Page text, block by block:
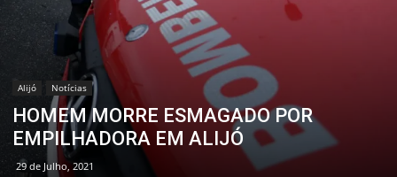
Alijó Notícias
HOMEM MORRE ESMAGADO POR
EMPILHADORA EM ALIJÓ
29 de Julho, 2021